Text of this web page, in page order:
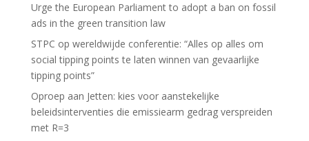
Urge the European Parliament to adopt a ban on fossil
ads in the green transition law
STPC op wereldwijde conferentie: “Alles op alles om
social tipping points te laten winnen van gevaarlijke
tipping points”
Oproep aan Jetten: kies voor aanstekelijke
beleidsinterventies die emissiearm gedrag verspreiden
met R=3